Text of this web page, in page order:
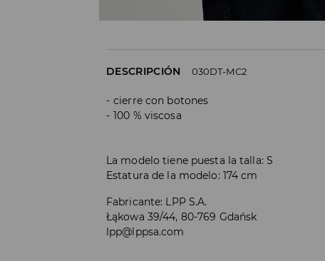
DESCRIPCIÓN 030DT-MC2
cierre con botones
100 % viscosa
La modelo tiene puesta la talla: S
Estatura de la modelo: 174 cm
Fabricante: LPP S.A.
Łąkowa 39/44, 80-769 Gdańsk
lpp@lppsa.com